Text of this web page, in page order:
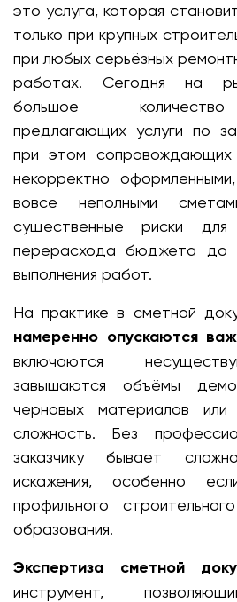
это услуга, которая
только при крупных
при любых серьёзных
работах. Сегодня на
большое
предлагающих услуги по
при этом сопровождающих
некорректно
вовсе неполными
существенные риски
перерасхода бюджета до
выполнения работ.
На практике в сметной
намеренно опускаются
включаются
завышаются объёмы
черновых материалов
сложность. Без
заказчику бывает
искажения, особенно
профильного
образования.
Экспертиза сметной
инструмент,